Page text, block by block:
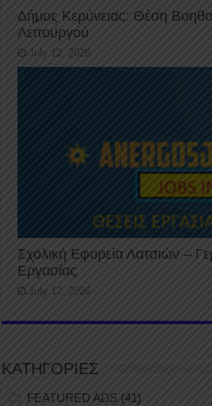
Δήμος Κερύνειας: Θέση
Λειτουργού
July 12, 2026
Σχολική Εφορεία Λατσιών –
Εργασίας
July 12, 2026
ΚΑΤΗΓΟΡΙΕΣ
FEATURED ADS (41)